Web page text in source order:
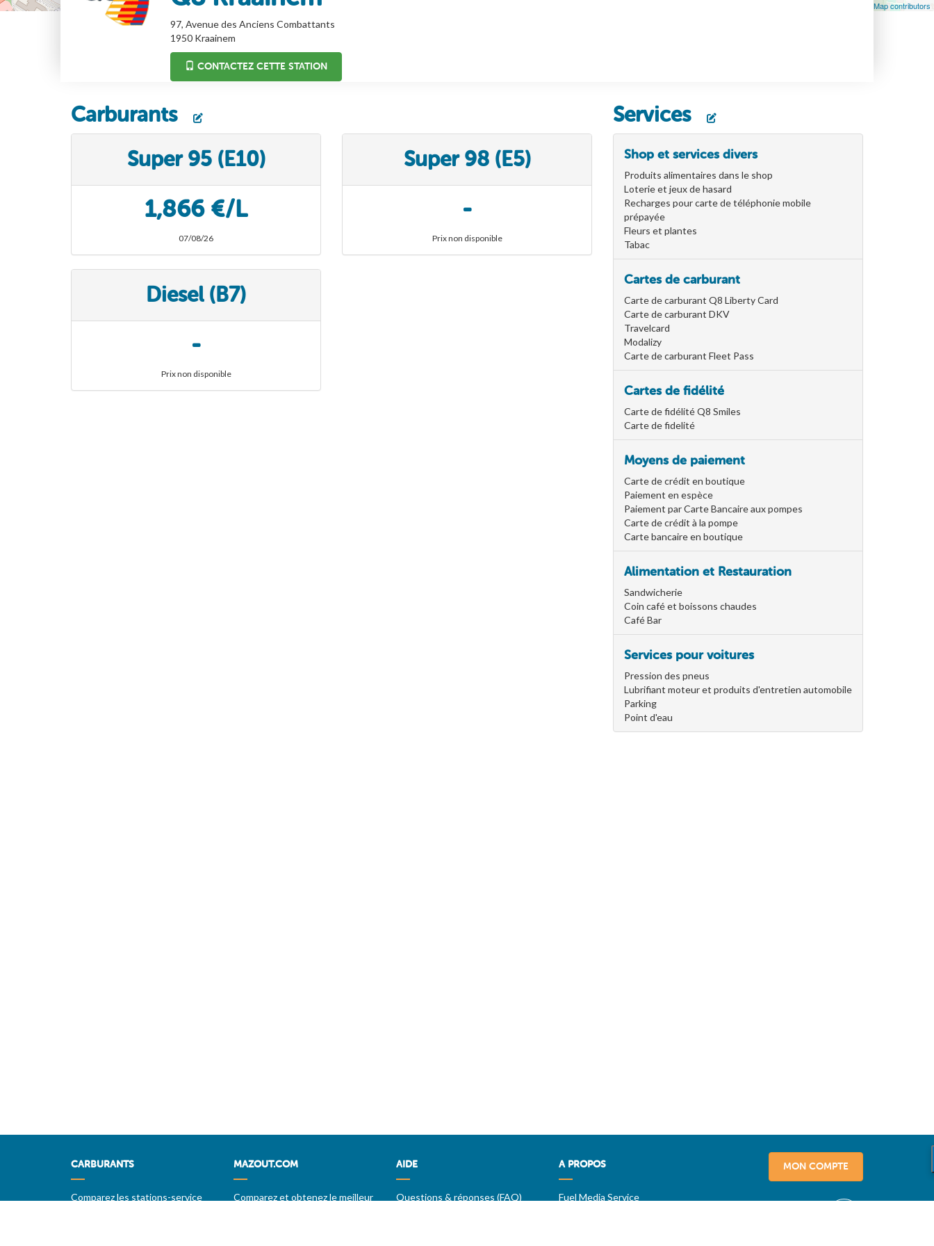
OpenStreetMap contributors
97, Avenue des Anciens Combattants
1950 Kraainem
CONTACTEZ CETTE STATION
Carburants
Super 95 (E10)
1,866 €/L
07/08/26
Super 98 (E5)
-
Prix non disponible
Diesel (B7)
-
Prix non disponible
Services
Shop et services divers
Produits alimentaires dans le shop
Loterie et jeux de hasard
Recharges pour carte de téléphonie mobile
prépayée
Fleurs et plantes
Tabac
Cartes de carburant
Carte de carburant Q8 Liberty Card
Carte de carburant DKV
Travelcard
Modalizy
Carte de carburant Fleet Pass
Cartes de fidélité
Carte de fidélité Q8 Smiles
Carte de fidelité
Moyens de paiement
Carte de crédit en boutique
Paiement en espèce
Paiement par Carte Bancaire aux pompes
Carte de crédit à la pompe
Carte bancaire en boutique
Alimentation et Restauration
Sandwicherie
Coin café et boissons chaudes
Café Bar
Services pour voitures
Pression des pneus
Lubrifiant moteur et produits d'entretien automobile
Parking
Point d'eau
CARBURANTS
Comparez les stations-service
MAZOUT.COM
Comparez et obtenez le meilleur
AIDE
Questions & réponses (FAQ)
A PROPOS
Fuel Media Service
MON COMPTE